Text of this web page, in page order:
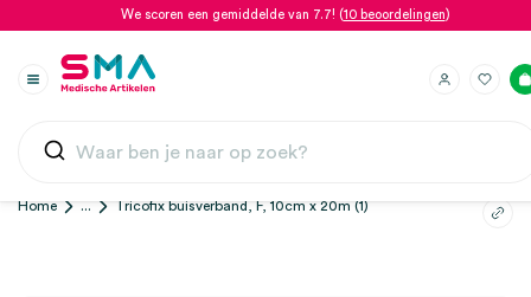
We scoren een gemiddelde van 7.7! (10 beoordelingen)
Home ... Tricofix buisverband, F, 10cm x 20m (1)